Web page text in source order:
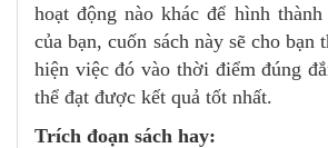
hoạt động nào khác để hình
của bạn, cuốn sách này sẽ cho bạn
hiện việc đó vào thời điểm đúng
thể đạt được kết quả tốt nhất.
Trích đoạn sách hay: